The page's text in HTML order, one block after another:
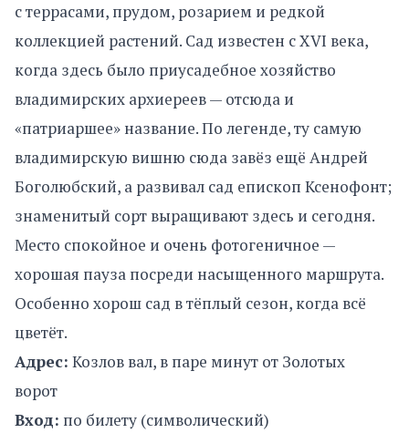
с террасами, прудом, розарием и редкой
коллекцией растений. Сад известен с XVI века,
когда здесь было приусадебное хозяйство
владимирских архиереев — отсюда и
«патриаршее» название. По легенде, ту самую
владимирскую вишню сюда завёз ещё Андрей
Боголюбский, а развивал сад епископ Ксенофонт;
знаменитый сорт выращивают здесь и сегодня.
Место спокойное и очень фотогеничное —
хорошая пауза посреди насыщенного маршрута.
Особенно хорош сад в тёплый сезон, когда всё
цветёт.
Адрес: Козлов вал, в паре минут от Золотых
ворот
Вход: по билету (символический)